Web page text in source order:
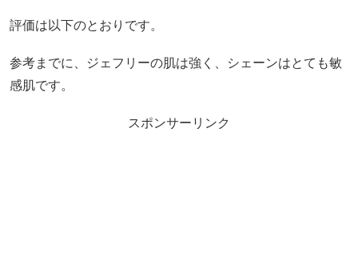
評価は以下のとおりです。
参考までに、ジェフリーの肌は強く、シェーンはとても敏
感肌です。
スポンサーリンク